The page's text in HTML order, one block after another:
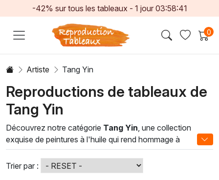
-42% sur tous les tableaux - 1 jour 03:58:41
0
Artiste Tang Yin
Reproductions de tableaux de
Tang Yin
Découvrez notre catégorie Tang Yin , une collection
exquise de peintures à l'huile qui rend hommage à
l'héritage artistique du célèbre peintre chinois Tang Yin.
Réputée pour sa maîtrise des couleurs et de la lumière,
cette sélection met en avant des œuvres aux finitions
Trier par :